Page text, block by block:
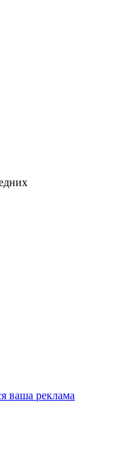
ваша реклама